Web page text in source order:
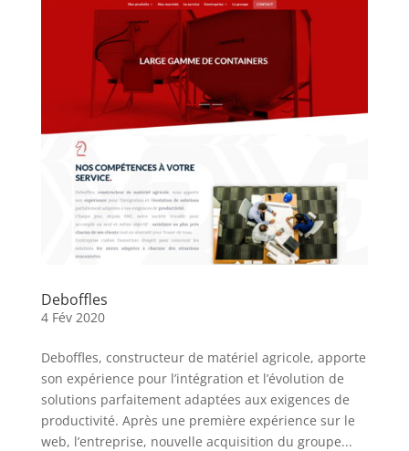
Deboffles
4 Fév 2020
Deboffles, constructeur de matériel agricole, apporte
son expérience pour l’intégration et l’évolution de
solutions parfaitement adaptées aux exigences de
productivité. Après une première expérience sur le
web, l’entreprise, nouvelle acquisition du groupe...